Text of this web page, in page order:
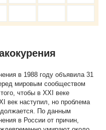
в 1988 году объявила 31
мировым сообществом
чтобы в XXI веке
век наступил, но проблема
По данным
в России от причин,